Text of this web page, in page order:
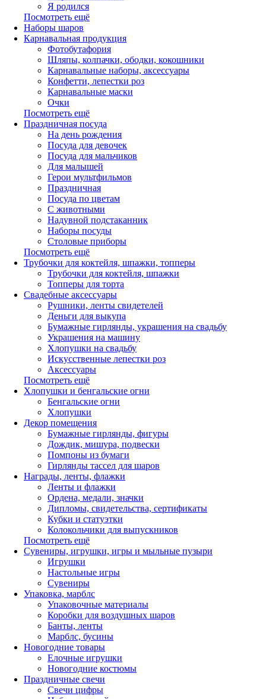
Я родился
Посмотреть ещё
Наборы шаров
Карнавальная продукция
Фотобутафория
Шляпы, колпачки, ободки, кокошники
Карнавальные наборы, аксессуары
Конфетти, лепестки роз
Карнавальные маски
Очки
Посмотреть ещё
Праздничная посуда
На день рождения
Посуда для девочек
Посуда для мальчиков
Для малышей
Герои мультфильмов
Праздничная
Посуда по цветам
С животными
Надувной подстаканник
Наборы посуды
Столовые приборы
Посмотреть ещё
Трубочки для коктейля, шпажки, топперы
Трубочки для коктейля, шпажки
Топперы для торта
Свадебные аксессуары
Рушники, ленты свидетелей
Деньги для выкупа
Бумажные гирлянды, украшения на свадьбу
Украшения на машину
Хлопушки на свадьбу
Искусственные лепестки роз
Аксессуары
Посмотреть ещё
Хлопушки и бенгальские огни
Бенгальские огни
Хлопушки
Декор помещения
Бумажные гирлянды, фигуры
Дождик, мишура, подвески
Помпоны из бумаги
Гирлянды тассел для шаров
Награды, ленты, флажки
Ленты и флажки
Ордена, медали, значки
Дипломы, свидетельства, сертификаты
Кубки и статуэтки
Колокольчики для выпускников
Посмотреть ещё
Сувениры, игрушки, игры и мыльные пузыри
Игрушки
Настольные игры
Сувениры
Упаковка, марблс
Упаковочные материалы
Коробки для воздушных шаров
Банты, ленты
Марблс, бусины
Новогодние товары
Елочные игрушки
Новогодние костюмы
Праздничные свечи
Свечи цифры